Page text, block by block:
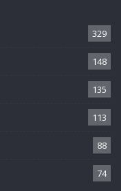
329
148
135
113
88
74